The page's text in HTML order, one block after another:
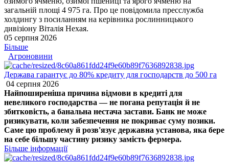
загальній площі 4 975 га. Про це повідомила пресслужба
холдингу з посиланням на керівника рослинницького
дивізіону Віталія Нехая.
05 серпня 2026
Більше
Агроновини
Держава гарантує до 80% кредиту для господарств до 500 га
04 серпня 2026
Найпоширеніша причина відмови в кредиті для
невеликого господарства — не погана репутація й не
збитковість, а банальна нестача застави. Банк не може
ризикувати, коли забезпечення не покриває суму позики.
Саме цю проблему й розв'язує державна установа, яка бере
на себе більшу частину ризику замість фермера.
Більше інформації